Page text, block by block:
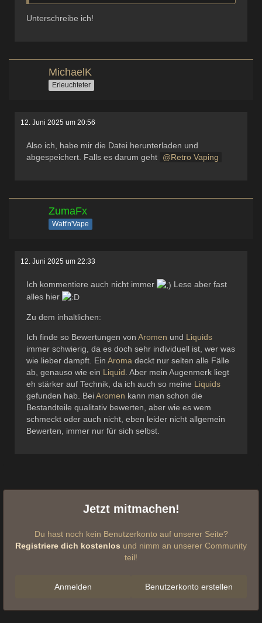
Unterschreibe ich!
MichaelK
Erleuchteter
12. Juni 2025 um 20:56
Also ich, habe mir die Datei herunterladen und
abgespeichert. Falls es darum geht
Retro Vaping
ZumaFx
Watt'n'Vape
12. Juni 2025 um 22:33
Ich kommentiere auch nicht immer
Lese aber fast
alles hier
Zu dem inhaltlichen:
Ich finde so Bewertungen von Aromen und Liquids
immer schwierig, da es doch sehr individuell ist, wer was
wie lieber dampft. Ein Aroma deckt nur selten alle Fälle
ab, genauso wie ein Liquid . Aber mein Augenmerk liegt
eh stärker auf Technik, da ich auch so meine Liquids
gefunden hab. BeiAromen kann man schon die
Bestandteile qualitativ bewerten, aber wie es wem
schmeckt oder auch nicht, eben leider nicht allgemein
Bewerten, immer nur für sich selbst.
Jetzt mitmachen!
Du hast noch kein Benutzerkonto auf unserer Seite?
Registriere dich kostenlos und nimm an unserer Community
teil!
Benutzerkonto erstellen
Anmelden